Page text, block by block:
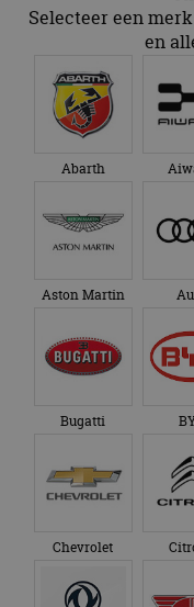
Selecteer een
en
Abarth
Aston Martin
Bugatti
Chevrolet